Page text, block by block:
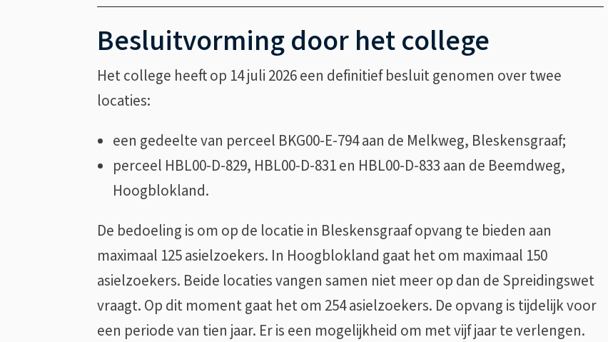
Besluitvorming door het college
Het college heeft op 14 juli 2026 een definitief besluit genomen over twee
locaties:
een gedeelte van perceel BKG00-E-794 aan de Melkweg, Bleskensgraaf;
perceel HBL00-D-829, HBL00-D-831 en HBL00-D-833 aan de Beemdweg,
Hoogblokland.
De bedoeling is om op de locatie in Bleskensgraaf opvang te bieden aan
maximaal 125 asielzoekers. In Hoogblokland gaat het om maximaal 150
asielzoekers. Beide locaties vangen samen niet meer op dan de Spreidingswet
vraagt. Op dit moment gaat het om 254 asielzoekers. De opvang is tijdelijk voor
een periode van tien jaar. Er is een mogelijkheid om met vijf jaar te verlengen.